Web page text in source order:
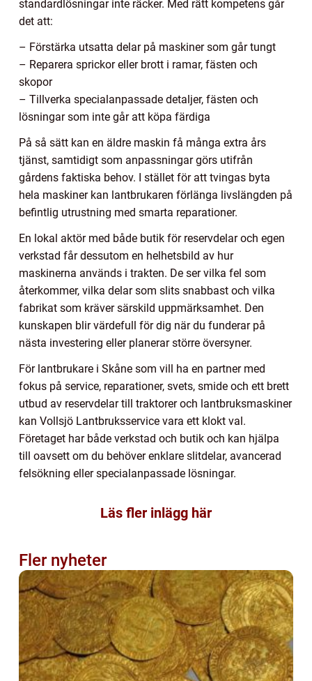
standardlösningar inte räcker. Med rätt kompetens går
det att:
– Förstärka utsatta delar på maskiner som går tungt
– Reparera sprickor eller brott i ramar, fästen och
skopor
– Tillverka specialanpassade detaljer, fästen och
lösningar som inte går att köpa färdiga
På så sätt kan en äldre maskin få många extra års
tjänst, samtidigt som anpassningar görs utifrån
gårdens faktiska behov. I stället för att tvingas byta
hela maskiner kan lantbrukaren förlänga livslängden på
befintlig utrustning med smarta reparationer.
En lokal aktör med både butik för reservdelar och egen
verkstad får dessutom en helhetsbild av hur
maskinerna används i trakten. De ser vilka fel som
återkommer, vilka delar som slits snabbast och vilka
fabrikat som kräver särskild uppmärksamhet. Den
kunskapen blir värdefull för dig när du funderar på
nästa investering eller planerar större översyner.
För lantbrukare i Skåne som vill ha en partner med
fokus på service, reparationer, svets, smide och ett brett
utbud av reservdelar till traktorer och lantbruksmaskiner
kan Vollsjö Lantbruksservice vara ett klokt val.
Företaget har både verkstad och butik och kan hjälpa
till oavsett om du behöver enklare slitdelar, avancerad
felsökning eller specialanpassade lösningar.
Läs fler inlägg här
Fler nyheter